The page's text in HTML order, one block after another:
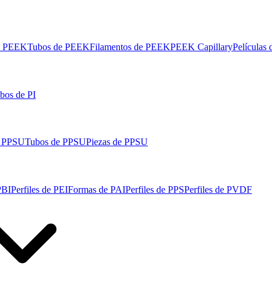
PEEKTubos de PEEKFilamentos de PEEKPEEK CapillaryPelículas
de PI
Tubos de PPSUPiezas de PPSU
Perfiles de PEIFormas de PAIPerfiles de PPSPerfiles de PVDF